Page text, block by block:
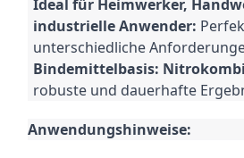
Ideal für Heimwerker,
industrielle Anwender:
unterschiedliche
Bindemittelbasis:
robuste und dauerhafte
Anwendungshinweise: